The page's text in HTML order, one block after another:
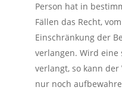
Person hat in
Fällen das Recht,
Einschränkung der
verlangen. Wird eine
verlangt, so kann
nur noch